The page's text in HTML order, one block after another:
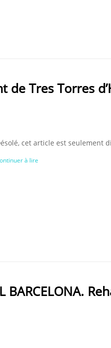
de Tres Torres
cet article est seulement
à lire
BARCELONA.